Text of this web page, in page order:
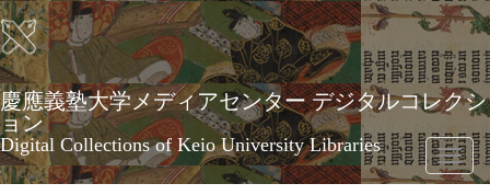
Skip
to
main
content
慶應義塾大学メディアセンター デジタルコレクシ
ョン
Digital Collections of Keio University Libraries
Toggle